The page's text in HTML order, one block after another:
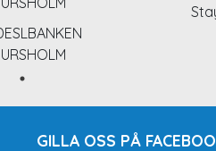
GILLA OSS PÅ